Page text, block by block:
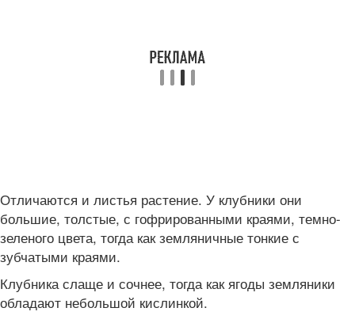
Отличаются и листья растение. У клубники они
большие, толстые, с гофрированными краями, темно-
зеленого цвета, тогда как земляничные тонкие с
зубчатыми краями.
Клубника слаще и сочнее, тогда как ягоды земляники
обладают небольшой кислинкой.